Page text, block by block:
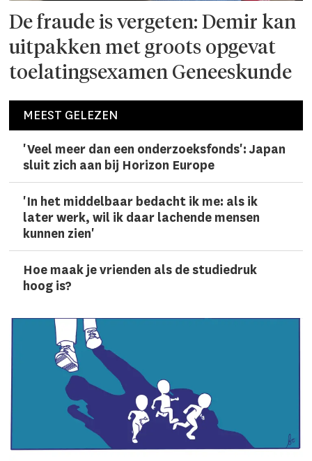
De fraude is vergeten: Demir kan
uitpakken met groots opgevat
toelatingsexamen Geneeskunde
MEEST GELEZEN
'Veel meer dan een onderzoeks­fonds': Japan
sluit zich aan bij Horizon Europe
'In het middelbaar bedacht ik me: als ik
later werk, wil ik daar lachen­de mensen
kunnen zien'
Hoe maak je vrienden als de studiedruk
hoog is?